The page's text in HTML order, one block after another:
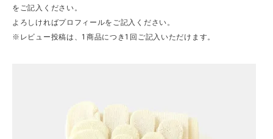
ファッション雑貨
をご記入ください。
よろしければプロフィールをご記入ください。
※レビュー投稿は、1商品につき1回ご記入いただけます。